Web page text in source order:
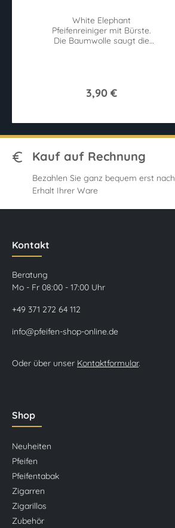
White Elephant
Pfeifenreiniger mit Bürste.
Die Baumwolle saugt die
3,90 €
Kauf auf Rechnung
Bezahlen Sie ganz bequem erst nach
Erhalt Ihrer Ware
Kontakt
Beratung
Mo - Fr 08:00 - 17:00 Uhr
+49 371 272 64 112
info@pfeifen-shop-online.de
Oder über unser Kontaktformular.
Shop
Neuheiten
Pfeifen
Pfeifentabak
Zigarren
Zigarillos
Zubehör